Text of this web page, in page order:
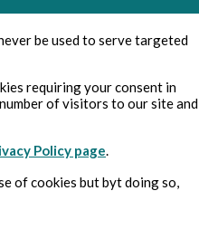
be used to serve targeted
requiring your consent in
of visitors to our site and
Policy page.
of cookies but byt doing so,